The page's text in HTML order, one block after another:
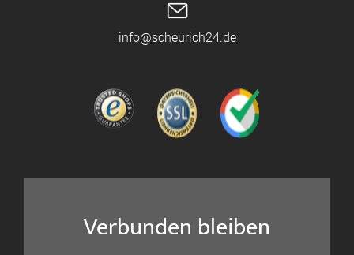
info@scheurich24.de
Verbunden bleiben